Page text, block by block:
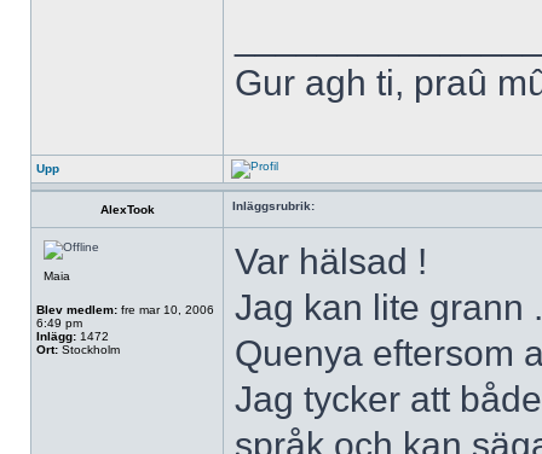
Gur agh ti, praû
Upp
AlexTook Inläggsrubrik:
Maia
Blev medlem: fre mar 10, 2006
6:49 pm
Inlägg: 1472
Ort: Stockholm
Var hälsad !
Jag kan lite grann
Quenya eftersom
Jag tycker att
språk och kan